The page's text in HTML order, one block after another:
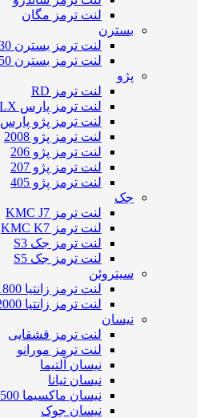
لنت ترمز مگان
بسترن
لنت ترمز بسترن B30
لنت ترمز بسترن B50
پژو
لنت ترمز RD
لنت ترمز پارس ELX
لنت ترمز پژو پارس
لنت ترمز پژو 2008
لنت ترمز پژو 206
لنت ترمز پژو 207
لنت ترمز پژو 405
جک
لنت ترمز KMC J7
لنت ترمز KMC K7
لنت ترمز جک S3
لنت ترمز جک S5
سیتروئن
لنت ترمز زانتیا 1800
لنت ترمز زانتیا 2000
نیسان
لنت ترمز قشقایی
لنت ترمز مورانو
نیسان آلتیما
نیسان تیانا
نیسان ماکسیما 3500
نیسان جوک